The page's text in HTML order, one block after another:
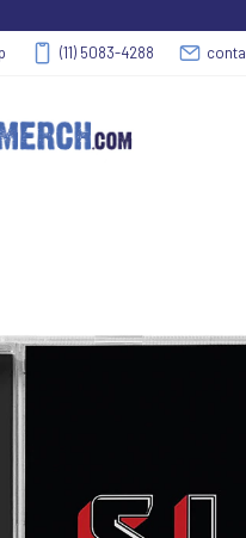
(11) 5083-4288